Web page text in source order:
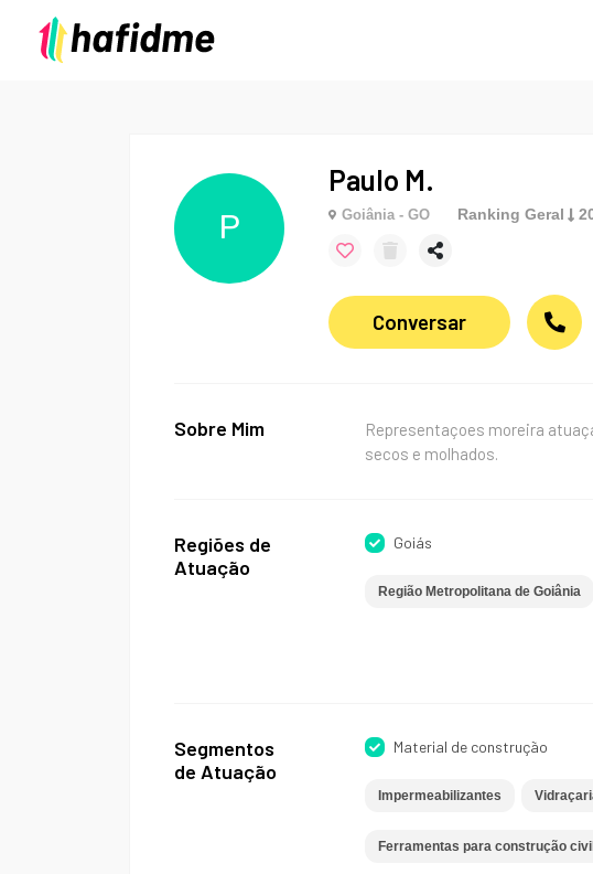
P
Paulo M.
Goiânia - GO Ranking Geral
Conversar
Sobre Mim
Representaçoes moreira
secos e molhados.
Regiões de
Atuação
Goiás
Região Metropolitana de Goiânia
Segmentos
de Atuação
Material de construção
Impermeabilizantes
Ferramentas para construção civil